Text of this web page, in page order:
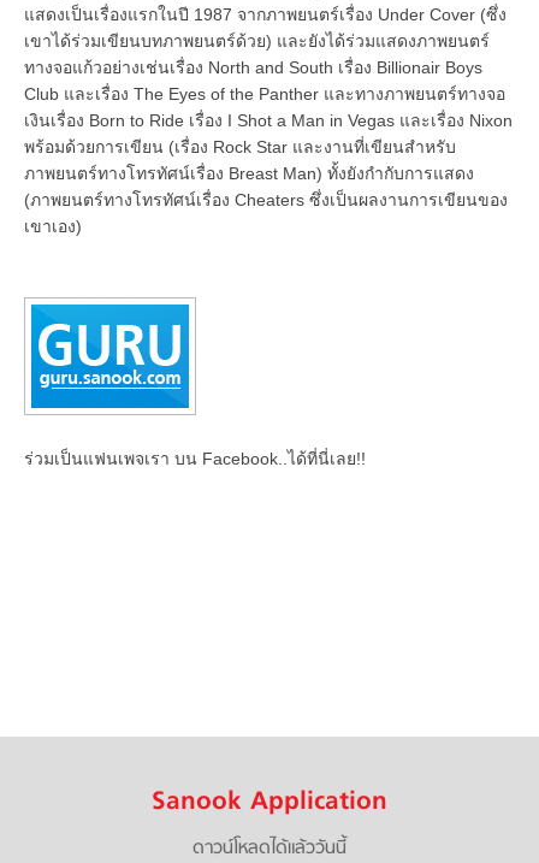
แสดงเป็นเรื่องแรกในปี 1987 จากภาพยนตร์เรื่อง Under Cover (ซึ่ง
เขาได้ร่วมเขียนบทภาพยนตร์ด้วย) และยังได้ร่วมแสดงภาพยนตร์
ทางจอแก้วอย่างเช่นเรื่อง North and South เรื่อง Billionair Boys
Club และเรื่อง The Eyes of the Panther และทางภาพยนตร์ทางจอ
เงินเรื่อง Born to Ride เรื่อง I Shot a Man in Vegas และเรื่อง Nixon
พร้อมด้วยการเขียน (เรื่อง Rock Star และงานที่เขียนสำหรับ
ภาพยนตร์ทางโทรทัศน์เรื่อง Breast Man) ทั้งยังกำกับการแสดง
(ภาพยนตร์ทางโทรทัศน์เรื่อง Cheaters ซึ่งเป็นผลงานการเขียนของ
เขาเอง)
ร่วมเป็นแฟนเพจเรา บน Facebook..ได้ที่นี่เลย!!
Sanook Application
ดาวน์โหลดได้แล้ววันนี้